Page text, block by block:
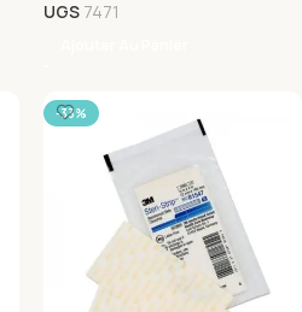
UGS 7471
-33%